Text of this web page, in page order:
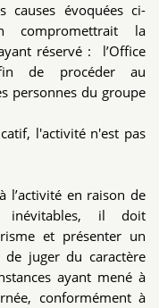
causes évoquées ci-
compromettrait la
réservé : l’Office
de procéder au
personnes du groupe
l'activité n'est pas
l’activité en raison de
inévitables, il doit
et présenter un
de juger du caractère
ayant mené à
conformément à